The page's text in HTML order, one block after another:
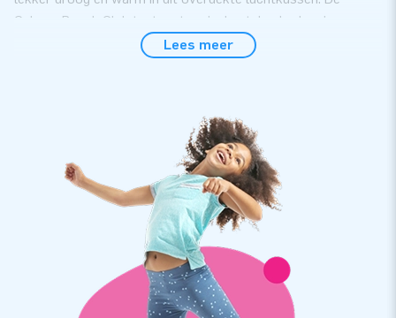
Cabana Beach Club tent met springkastelen bodem is
daarom in alle seizoenen te gebruiken.
Springplezier is gegarandeerd in het tropische overdekte
springkasteel! Met de 1.1 KW blower blaas je de Cabana
Beach Club gemakkelijk en snel op. Aan de vier D-ringen in
het plafond kun je allerlei soorten verlichting en decoratie
ophangen voor een ultieme feestervaring. In de top zijn twee
plastic hoezen met bevestigingspunten en aansluitingen voor
bijvoorbeeld verlichting en discoballen. Bovendien is er een
aparte ruimte voor een muziekbox (40x40x60 cm).
Lees meer